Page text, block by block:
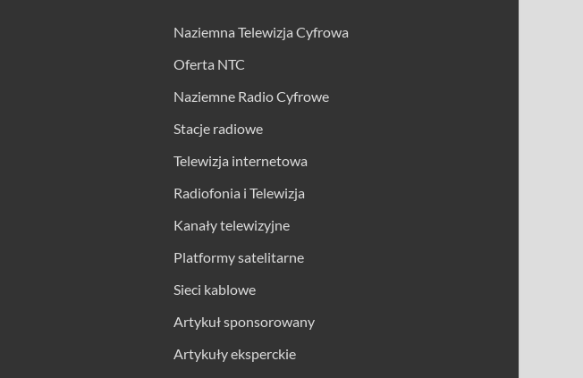
Naziemna Telewizja Cyfrowa
Oferta NTC
Naziemne Radio Cyfrowe
Stacje radiowe
Telewizja internetowa
Radiofonia i Telewizja
Kanały telewizyjne
Platformy satelitarne
Sieci kablowe
Artykuł sponsorowany
Artykuły eksperckie